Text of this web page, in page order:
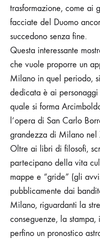
trasformazione, come ai
facciate del Duomo
succedono senza fine.
Questa interessante
che vuole proporre un
Milano in quel periodo,
dedicata è ai personaggi
quale si forma
l’opera di San Carlo
grandezza di Milano nel
Oltre ai libri di filosofi,
partecipano della vita
mappe e “gride” (gli
pubblicamente dai
Milano, riguardanti la
conseguenze, la
perfino un pronostico